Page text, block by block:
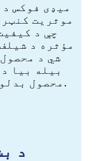
میډی فوکس
موثریت
چې د
مؤثره د
شي د
بیله بیا
محصول بدلولو لپاره د خوندیتوب سټاک خدمت.
د